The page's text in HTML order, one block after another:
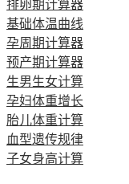
排卵期计算器
基础体温曲线
孕周期计算器
预产期计算器
生男生女计算
孕妇体重增长
胎儿体重计算
血型遗传规律
子女身高计算